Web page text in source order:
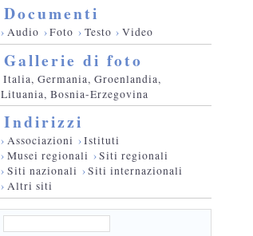
Documenti
› Audio ›Foto › Testo › Video
Gallerie di foto
Italia, Germania, Groenlandia,
Lituania, Bosnia-Erzegovina
Indirizzi
› Associazioni ›Istituti
› Musei regionali ›Siti regionali
› Siti nazionali ›Siti internazionali
› Altri siti